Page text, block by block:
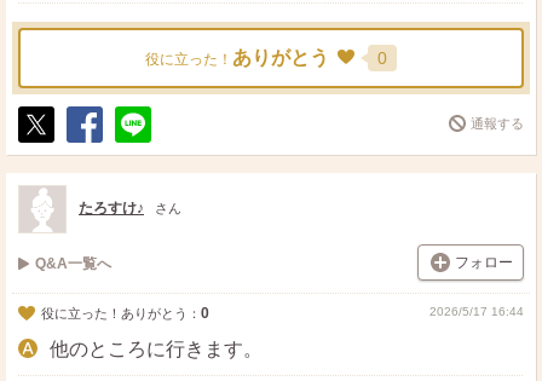
役に立った！ ありがとう 0
ポ
ス
ト
シ
ェ
送
る
通報する
たろすけ♪ さん
Q&A一覧へ フォロー
役に立った！ありがとう： 0 2026/5/17 16:44
他のところに行きます。